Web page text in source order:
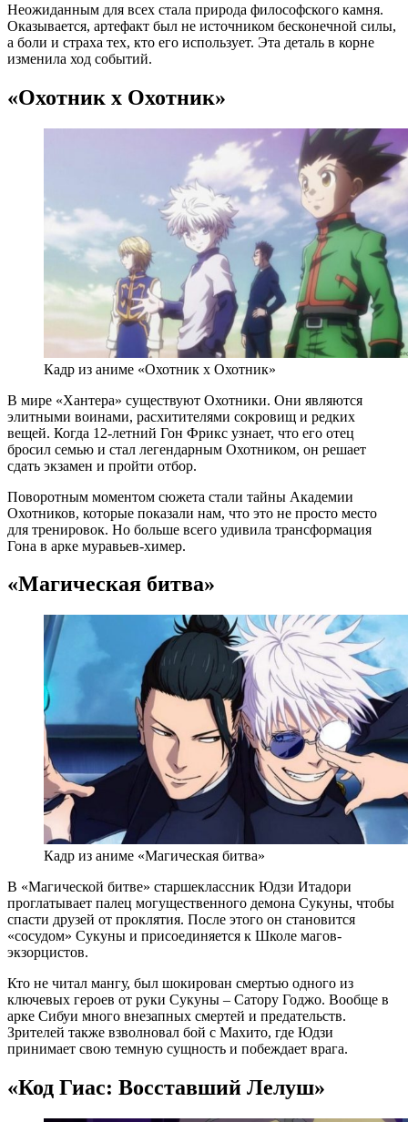
Неожиданным для всех стала природа философского камня.
Оказывается, артефакт был не источником бесконечной силы,
а боли и страха тех, кто его использует. Эта деталь в корне
изменила ход событий.
«Охотник х Охотник»
Кадр из аниме «Охотник х Охотник»
В мире «Хантера» существуют Охотники. Они являются
элитными воинами, расхитителями сокровищ и редких
вещей. Когда 12-летний Гон Фрикс узнает, что его отец
бросил семью и стал легендарным Охотником, он решает
сдать экзамен и пройти отбор.
Поворотным моментом сюжета стали тайны Академии
Охотников, которые показали нам, что это не просто место
для тренировок. Но больше всего удивила трансформация
Гона в арке муравьев-химер.
«Магическая битва»
Кадр из аниме «Магическая битва»
В «Магической битве» старшеклассник Юдзи Итадори
проглатывает палец могущественного демона Сукуны, чтобы
спасти друзей от проклятия. После этого он становится
«сосудом» Сукуны и присоединяется к Школе магов-
экзорцистов.
Кто не читал мангу, был шокирован смертью одного из
ключевых героев от руки Сукуны – Сатору Годжо. Вообще в
арке Сибуи много внезапных смертей и предательств.
Зрителей также взволновал бой с Махито, где Юдзи
принимает свою темную сущность и побеждает врага.
«Код Гиас: Восставший Лелуш»